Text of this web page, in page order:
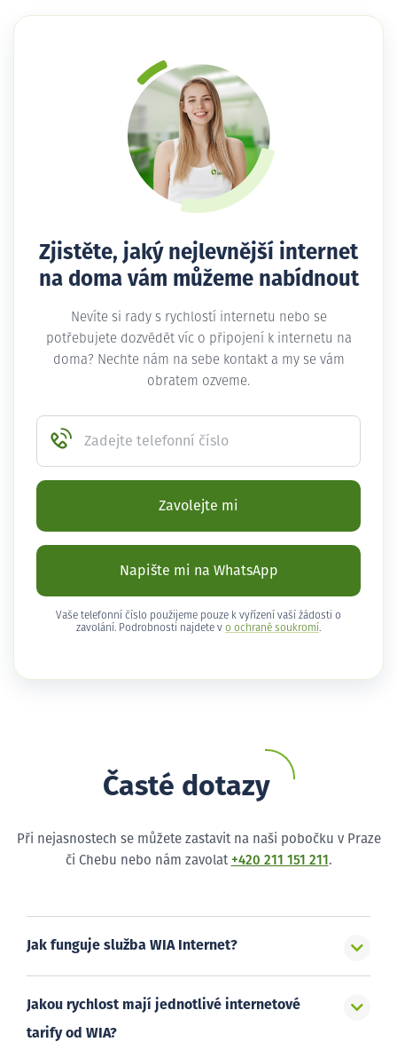
Zjistěte, jaký nejlevnější internet
na doma vám můžeme nabídnout
Nevíte si rady s rychlostí internetu nebo se
potřebujete dozvědět víc o připojení k internetu na
doma? Nechte nám na sebe kontakt a my se vám
obratem ozveme.
Zadejte telefonní číslo
Zavolejte mi
Napište mi na WhatsApp
Vaše telefonní číslo použijeme pouze k vyřízení vaší žádosti o
zavolání. Podrobnosti najdete v o ochraně soukromí .
Časté dotazy
Při nejasnostech se můžete zastavit na naši pobočku v Praze
či Chebu nebo nám zavolat +420 211 151 211 .
Jak funguje služba WIA Internet?
Jakou rychlost mají jednotlivé internetové
tarify od WIA?